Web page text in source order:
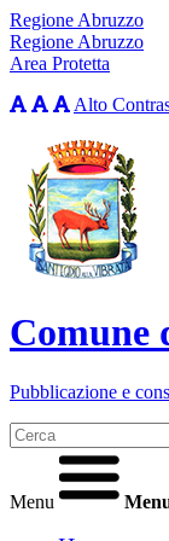
Regione Abruzzo
Regione Abruzzo
Area Protetta
Alto
Comune
Pubblicazione e
Menu